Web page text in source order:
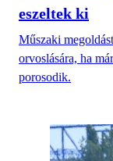
eszeltek ki
Műszaki
orvoslására, ha
porosodik.